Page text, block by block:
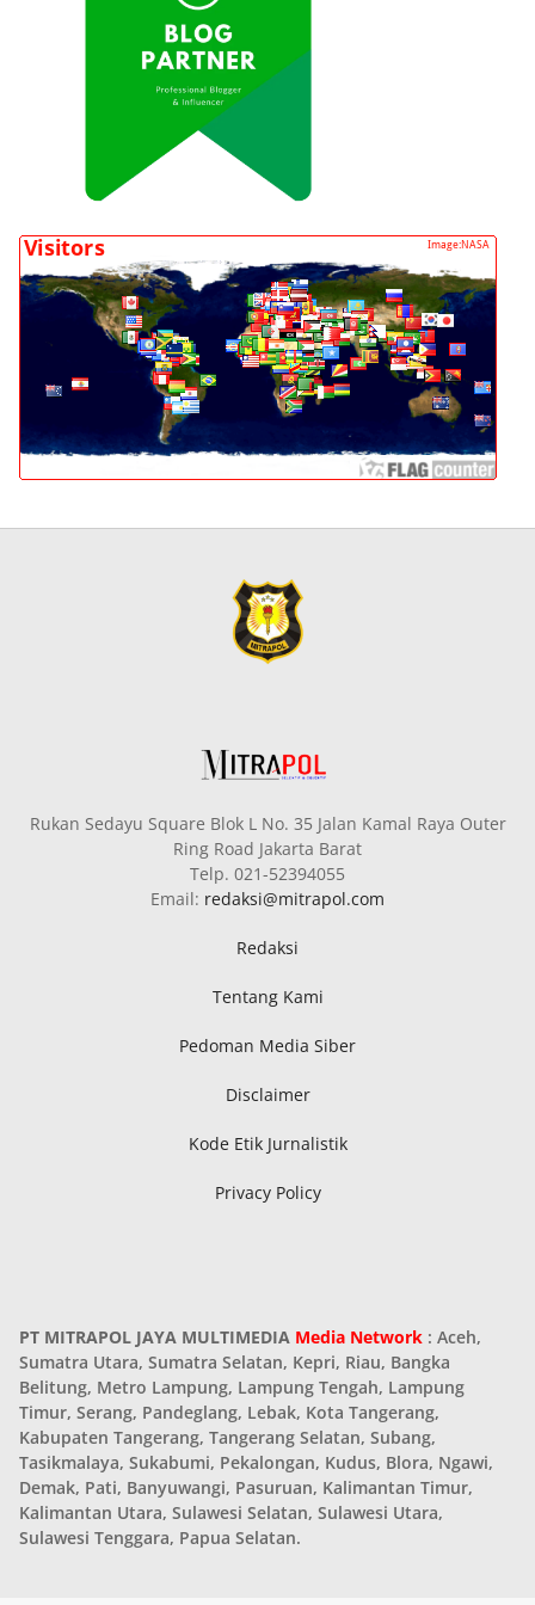
Rukan Sedayu Square Blok L No. 35 Jalan Kamal Raya Outer
Ring Road Jakarta Barat
Telp. 021-52394055
Email: redaksi@mitrapol.com
Redaksi
Tentang Kami
Pedoman Media Siber
Disclaimer
Kode Etik Jurnalistik
Privacy Policy
PT MITRAPOL JAYA MULTIMEDIA Media Network : Aceh,
Sumatra Utara, Sumatra Selatan, Kepri, Riau, Bangka
Belitung, Metro Lampung, Lampung Tengah, Lampung
Timur, Serang, Pandeglang, Lebak, Kota Tangerang,
Kabupaten Tangerang, Tangerang Selatan, Subang,
Tasikmalaya, Sukabumi, Pekalongan, Kudus, Blora, Ngawi,
Demak, Pati, Banyuwangi, Pasuruan, Kalimantan Timur,
Kalimantan Utara, Sulawesi Selatan, Sulawesi Utara,
Sulawesi Tenggara, Papua Selatan.